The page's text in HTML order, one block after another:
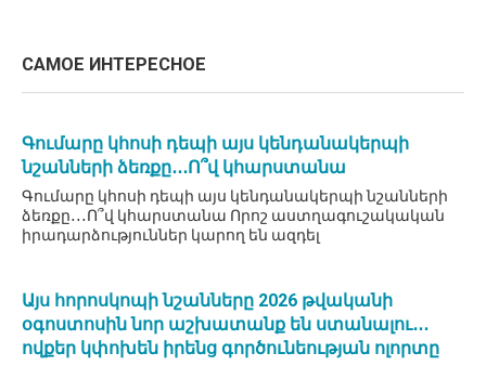
САМОЕ ИНТЕРЕСНОЕ
Գումարը կհոսի դեպի այս կենդանակերպի
նշանների ձեռքը․․․Ո՞վ կհարստանա
Գումարը կհոսի դեպի այս կենդանակերպի նշանների
ձեռքը․․․Ո՞վ կհարստանա Որոշ աստղագուշակական
իրադարձություններ կարող են ազդել
Այս հորոսկոպի նշանները 2026 թվականի
օգոստոսին նոր աշխատանք են ստանալու․․․
ովքեր կփոխեն իրենց գործունեության ոլորտը